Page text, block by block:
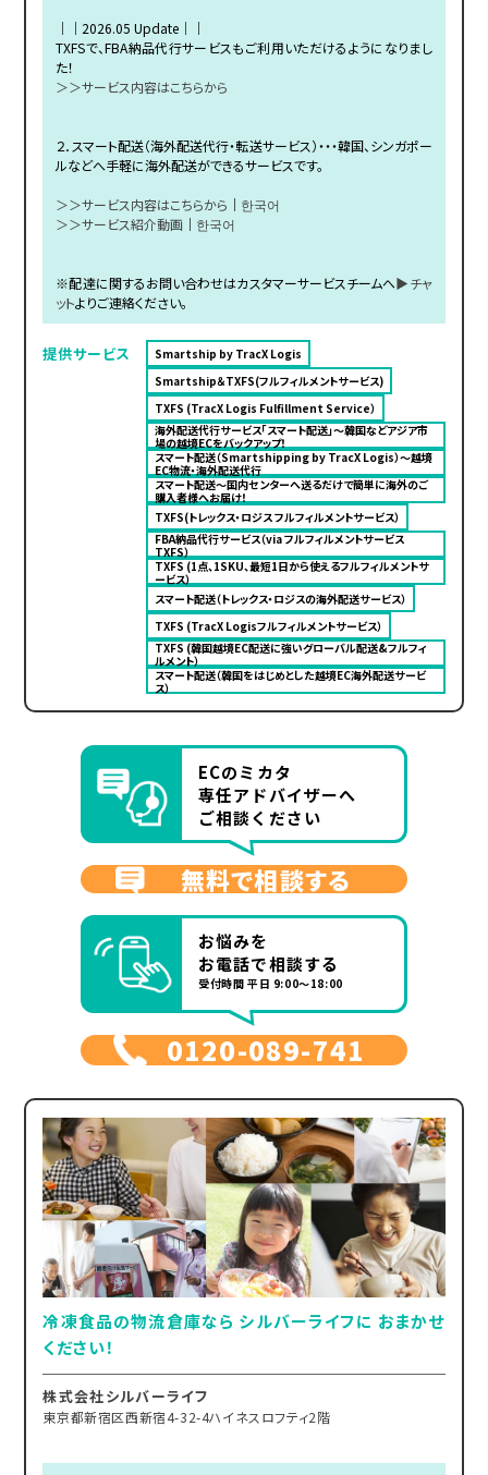
｜｜2026.05 Update｜｜
TXFSで、FBA納品代行サービスもご利用いただけるようになりまし
た！
＞＞サービス内容はこちらから
２．スマート配送（海外配送代行・転送サービス）・・・韓国、シンガポー
ルなどへ手軽に海外配送ができるサービスです。
＞＞サービス内容はこちらから ｜ 한국어
＞＞サービス紹介動画 ｜ 한국어
※配達に関するお問い合わせはカスタマーサービスチームへ▶チャ
ットよりご連絡ください。
提供サービス
Smartship by TracX Logis
Smartship＆TXFS(フルフィルメントサービス)
TXFS (TracX Logis Fulfillment Service）
海外配送代行サービス「スマート配送」〜韓国などアジア市
場の越境ECをバックアップ！
スマート配送（Smartshipping by TracX Logis）～越境
EC物流・海外配送代行
スマート配送～国内センターへ送るだけで簡単に海外のご
購入者様へお届け！
TXFS(トレックス・ロジス フルフィルメントサービス）
FBA納品代行サービス（via フルフィルメントサービス
TXFS）
TXFS (1点、1SKU、最短1日から使えるフルフィルメントサ
ービス）
スマート配送（トレックス・ロジスの海外配送サービス）
TXFS (TracX Logisフルフィルメントサービス）
TXFS (韓国越境EC配送に強いグローバル配送&フルフィ
ルメント）
スマート配送（韓国をはじめとした越境EC海外配送サービ
ス）
ECのミカタ
専任アドバイザーへ
ご相談ください
無料で相談する
お悩みを
お電話で相談する
受付時間 平日 9:00～18:00
0120-089-741
冷凍食品の物流倉庫なら シルバーライフに おまかせ
ください！
株式会社シルバーライフ
東京都新宿区西新宿4-32-4ハイネスロフティ2階